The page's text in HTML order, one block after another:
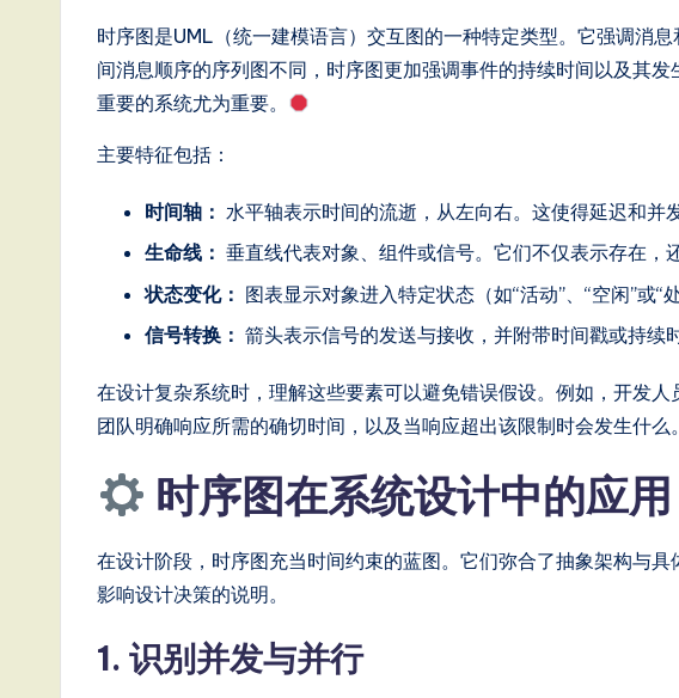
in
A
时序图是UML（统一建模语言）交互图的一种特定类型。它强调消
间消息顺序的序列图不同，时序图更加强调事件的持续时间以及其
重要的系统尤为重要。
主要特征包括：
时间轴： 水平轴表示时间的流逝，从左向右。这使得延迟和并
生命线： 垂直线代表对象、组件或信号。它们不仅表示存在，
状态变化： 图表显示对象进入特定状态（如“活动”、“空闲”或“
信号转换： 箭头表示信号的发送与接收，并附带时间戳或持续
在设计复杂系统时，理解这些要素可以避免错误假设。例如，开发
团队明确响应所需的确切时间，以及当响应超出该限制时会发生什么。
时序图在系统设计中的应用
在设计阶段，时序图充当时间约束的蓝图。它们弥合了抽象架构与
影响设计决策的说明。
1. 识别并发与并行